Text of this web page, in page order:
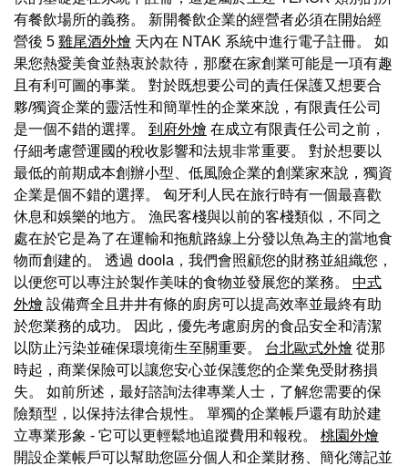
有餐飲場所的義務。 新開餐飲企業的經營者必須在開始經
營後 5 雞尾酒外燴 天內在 NTAK 系統中進行電子註冊。 如
果您熱愛美食並熱衷於款待，那麼在家創業可能是一項有趣
且有利可圖的事業。 對於既想要公司的責任保護又想要合
夥/獨資企業的靈活性和簡單性的企業來說，有限責任公司
是一個不錯的選擇。 到府外燴 在成立有限責任公司之前，
仔細考慮營運國的稅收影響和法規非常重要。 對於想要以
最低的前期成本創辦小型、低風險企業的創業家來說，獨資
企業是個不錯的選擇。 匈牙利人民在旅行時有一個最喜歡
休息和娛樂的地方。 漁民客棧與以前的客棧類似，不同之
處在於它是為了在運輸和拖航路線上分發以魚為主的當地食
物而創建的。 透過 doola，我們會照顧您的財務並組織您，
以便您可以專注於製作美味的食物並發展您的業務。 中式
外燴 設備齊全且井井有條的廚房可以提高效率並最終有助
於您業務的成功。 因此，優先考慮廚房的食品安全和清潔
以防止污染並確保環境衛生至關重要。 台北歐式外燴 從那
時起，商業保險可以讓您安心並保護您的企業免受財務損
失。 如前所述，最好諮詢法律專業人士，了解您需要的保
險類型，以保持法律合規性。 單獨的企業帳戶還有助於建
立專業形象 - 它可以更輕鬆地追蹤費用和報稅。 桃園外燴
開設企業帳戶可以幫助您區分個人和企業財務、簡化簿記並